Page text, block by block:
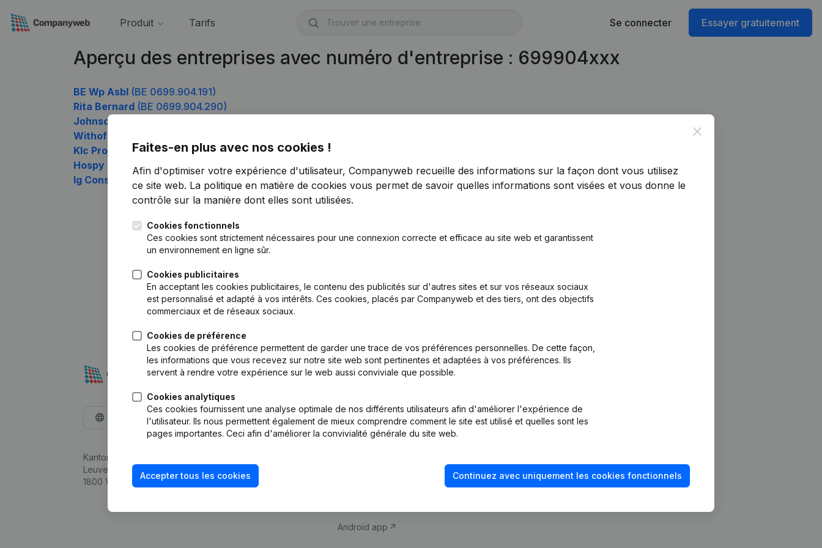
Produit Tarifs Se connecter Essayer gratuitement
Aperçu des entreprises avec numéro d'entreprise : 699904xxx
BE Wp Asbl (BE 0699.904.191)
Rita Bernard (BE 0699.904.290)
Johnson Controls Belgium Holding
Withofs Consulting
Klc Projects (BE 0699.904.686)
Hospy (BE 0699.904.884)
Ig Consulting Services
(BE 0699.904.983)
Close
Faites-en plus avec nos cookies !
Afin d'optimiser votre expérience d'utilisateur, Companyweb recueille des informations sur la façon dont vous utilisez
ce site web. La politique en matière de cookies vous permet de savoir quelles informations sont visées et vous donne le
contrôle sur la manière dont elles sont utilisées.
Cookies fonctionnels
Ces cookies sont strictement nécessaires pour une connexion correcte et efficace au site web et garantissent
un environnement en ligne sûr.
Cookies publicitaires
En acceptant les cookies publicitaires, le contenu des publicités sur d'autres sites et sur vos réseaux sociaux
est personnalisé et adapté à vos intérêts. Ces cookies, placés par Companyweb et des tiers, ont des objectifs
commerciaux et de réseaux sociaux.
Cookies de préférence
Les cookies de préférence permettent de garder une trace de vos préférences personnelles. De cette façon,
les informations que vous recevez sur notre site web sont pertinentes et adaptées à vos préférences. Ils
servent à rendre votre expérience sur le web aussi conviviale que possible.
Cookies analytiques
Ces cookies fournissent une analyse optimale de nos différents utilisateurs afin d'améliorer l'expérience de
l'utilisateur. Ils nous permettent également de mieux comprendre comment le site est utilisé et quelles sont les
pages importantes. Ceci afin d'améliorer la convivialité générale du site web.
Accepter tous les cookies Continuez avec uniquement les cookies fonctionnels
Français
Kantorenpark Everest
Leuvensesteenweg 248D,
1800 Vilvoorde
Produit
d’entreprise
Monitoring
Android app
fraude
Consulter des comptes annuels
Vérification de la solvabilité